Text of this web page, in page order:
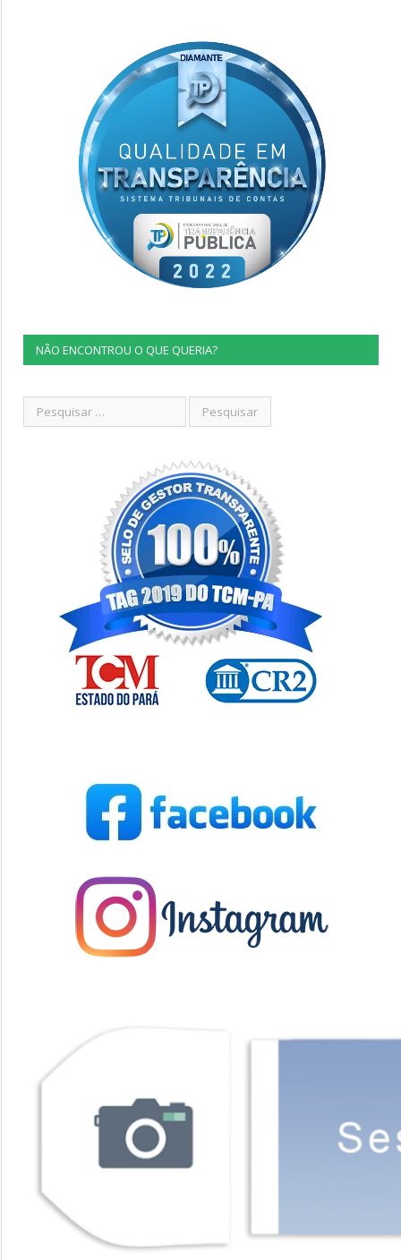
NÃO ENCONTROU O QUE QUERIA?